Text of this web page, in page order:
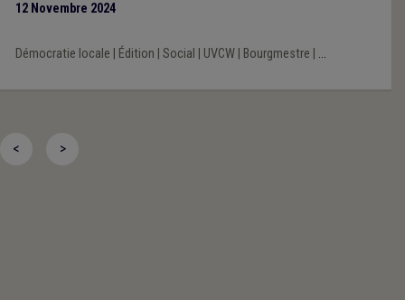
12 Novembre 2024
Démocratie locale Édition Social UVCW| Bourgmestre ...
< >